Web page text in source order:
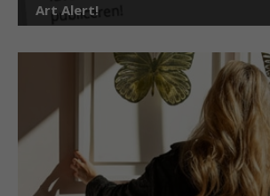
Art Alert!